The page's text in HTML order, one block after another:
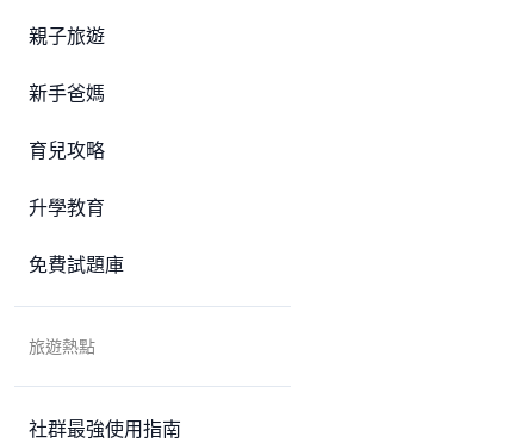
親子旅遊
新手爸媽
育兒攻略
升學教育
免費試題庫
旅遊熱點
社群最強使用指南